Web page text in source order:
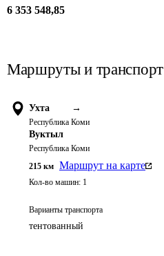
6 353 548,85
Маршруты и транспорт
Ухта →
Республика Коми
Вуктыл
Республика Коми
215 км Маршрут на карте
Кол-во машин: 1
Варианты транспорта
тентованный